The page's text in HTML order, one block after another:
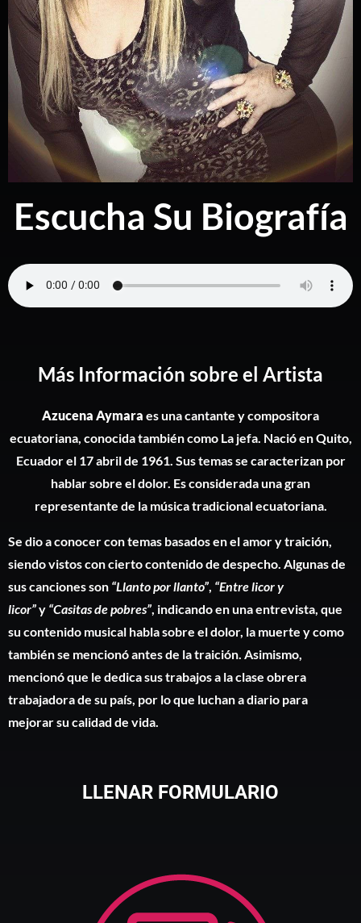
Escucha Su Biografía
Más Información sobre el Artista
Azucena Aymara es una cantante y compositora
ecuatoriana, conocida también como La jefa. Nació en Quito,
Ecuador el 17 abril de 1961. Sus temas se caracterizan por
hablar sobre el dolor. Es considerada una gran
representante de la música tradicional ecuatoriana.
Se dio a conocer con temas basados en el amor y traición,
siendo vistos con cierto contenido de despecho. Algunas de
sus canciones son “Llanto por llanto”, “Entre licor y
licor”y “Casitas de pobres”, indicando en una entrevista, que
su contenido musical habla sobre el dolor, la muerte y como
también se mencionó antes de la traición. Asimismo,
mencionó que le dedica sus trabajos a la clase obrera
trabajadora de su país, por lo que luchan a diario para
mejorar su calidad de vida.
LLENAR FORMULARIO